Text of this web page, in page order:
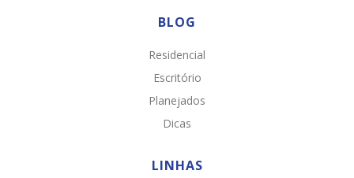
BLOG
Residencial
Escritório
Planejados
Dicas
LINHAS